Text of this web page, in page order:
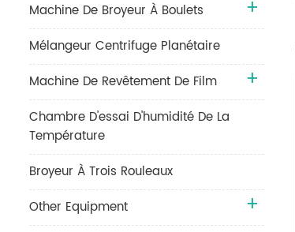
Machine De Broyeur À Boulets
Mélangeur Centrifuge Planétaire
Machine De Revêtement De Film
Chambre D'essai D'humidité De La
Température
Broyeur À Trois Rouleaux
Other Equipment